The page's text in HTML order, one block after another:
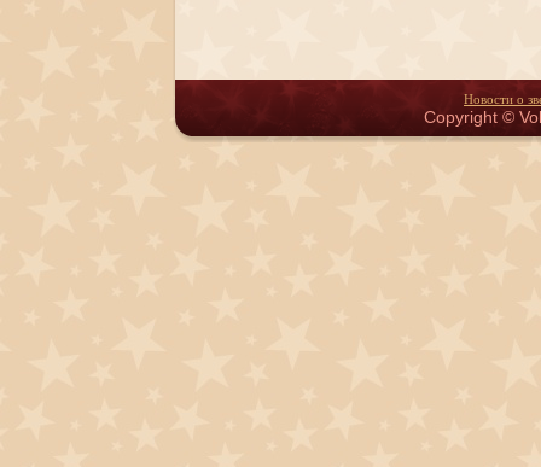
Новости о
Copyright ©